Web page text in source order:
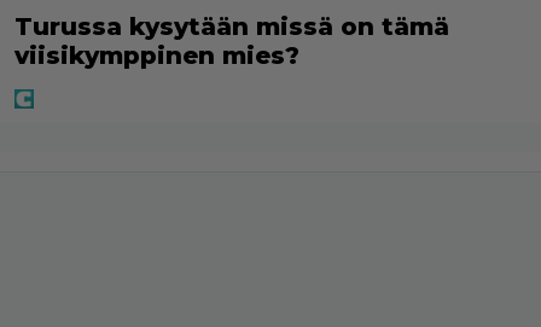
Turussa kysytään missä on tämä
viisikymppinen mies?